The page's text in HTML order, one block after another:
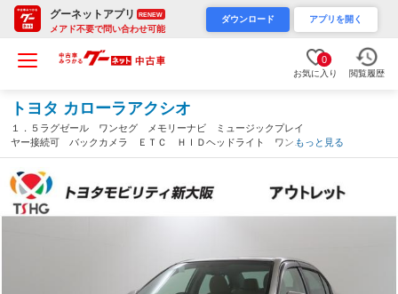
グーネットアプリ RENEW
メアド不要で問い合わせ可能
ダウンロード アプリを開く
0
お気に入り 閲覧履歴
トヨタ カローラアクシオ
１．５ラグゼール ワンセグ メモリーナビ ミュージックプレイ
ヤー接続可 バックカメラ ＥＴＣ ＨＩＤヘッドライト ワンオ
ーナー（大阪府）
もっと見る